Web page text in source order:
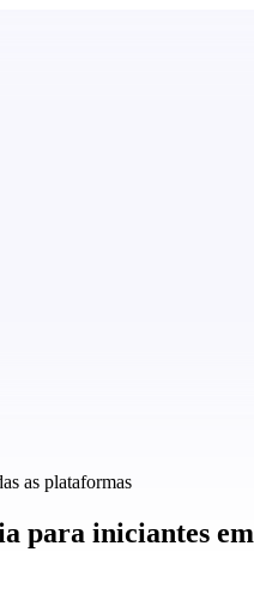
as plataformas
para iniciantes